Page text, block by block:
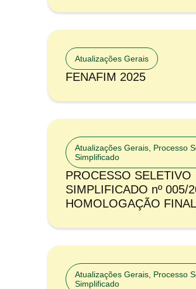
Atualizações Gerais
FENAFIM 2025
Atualizações Gerais Processo
Simplificado
PROCESSO SELETIVO
SIMPLIFICADO nº 005/
HOMOLOGAÇÃO FINAL
Atualizações Gerais Processo
Simplificado